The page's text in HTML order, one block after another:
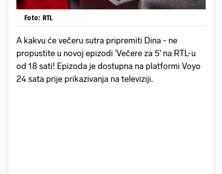
Foto: RTL
A kakvu će večeru sutra pripremiti Dina - ne
propustite u novoj epizodi 'Večere za 5' na RTL-u
od 18 sati! Epizoda je dostupna na platformi Voyo
24 sata prije prikazivanja na televiziji.